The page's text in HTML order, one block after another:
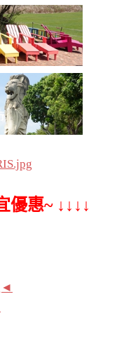
優惠~ ↓↓↓↓